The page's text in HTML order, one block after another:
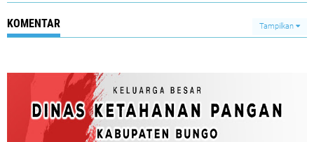
KOMENTAR Tampilkan